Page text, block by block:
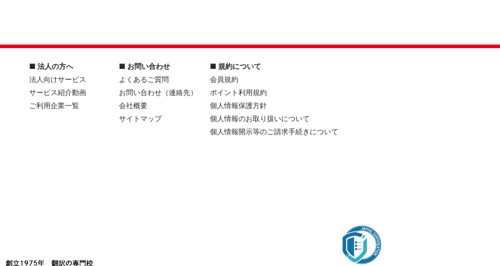
■ 法人の方へ
法人向けサービス
サービス紹介動画
ご利用企業一覧
■ お問い合わせ
よくあるご質問
お問い合わせ（連絡先）
会社概要
サイトマップ
■ 規約について
会員規約
ポイント利用規約
個人情報保護方針
個人情報のお取り扱いについて
個人情報開示等のご請求手続きについて